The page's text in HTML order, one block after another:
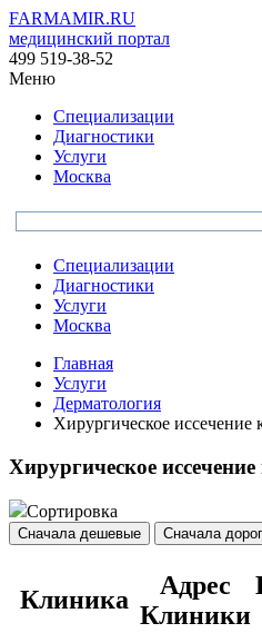
FARMAMIR.RU
медицинский портал
499 519-38-52
Меню
Специализации
Диагностики
Услуги
Москва
Специализации
Диагностики
Услуги
Москва
Главная
Услуги
Дерматология
Хирургическое иссечение
Хирургическое
Сортировка
Сначала дешевые Сначала
Клиника
Адрес
Клиники